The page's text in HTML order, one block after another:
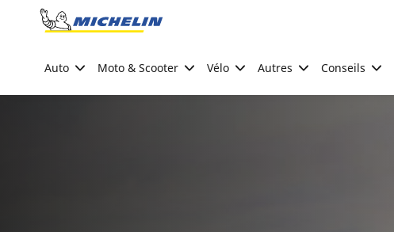
Go to page content
Auto Moto & Scooter Vélo Autres Conseils